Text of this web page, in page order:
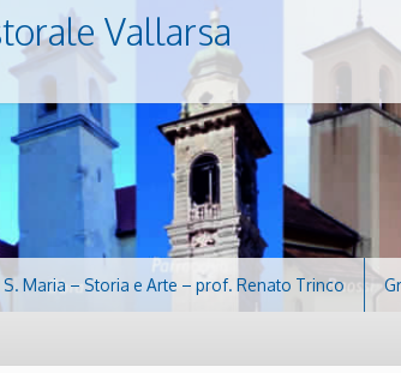
Vallarsa
S. Maria – Storia e Arte – prof. Renato Trinco